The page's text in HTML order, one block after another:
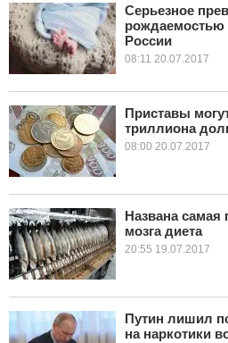
Серьезное
рождаемостью
России
08:11 20.07.2017
Приставы
триллиона
08:00 20.07.2017
Названа самая
мозга диета
20:55 19.07.2017
Путин лишил
на наркотики